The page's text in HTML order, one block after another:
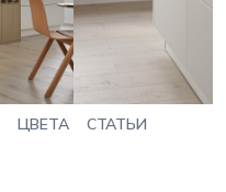
ЦВЕТА СТАТЬИ